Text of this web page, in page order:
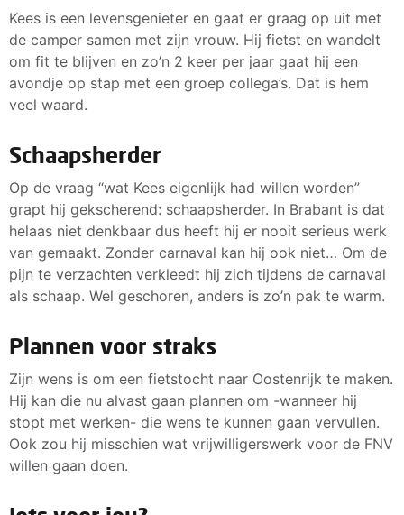
Kees is een levensgenieter en gaat er graag op uit met
de camper samen met zijn vrouw. Hij fietst en wandelt
om fit te blijven en zo’n 2 keer per jaar gaat hij een
avondje op stap met een groep collega’s. Dat is hem
veel waard.
Schaapsherder
Op de vraag “wat Kees eigenlijk had willen worden”
grapt hij gekscherend: schaapsherder. In Brabant is dat
helaas niet denkbaar dus heeft hij er nooit serieus werk
van gemaakt. Zonder carnaval kan hij ook niet… Om de
pijn te verzachten verkleedt hij zich tijdens de carnaval
als schaap. Wel geschoren, anders is zo’n pak te warm.
Plannen voor straks
Zijn wens is om een fietstocht naar Oostenrijk te maken.
Hij kan die nu alvast gaan plannen om -wanneer hij
stopt met werken- die wens te kunnen gaan vervullen.
Ook zou hij misschien wat vrijwilligerswerk voor de FNV
willen gaan doen.